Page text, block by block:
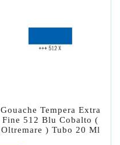
Gouache Tempera Extra
Fine 512 Blu Cobalto (
Oltremare ) Tubo 20 Ml